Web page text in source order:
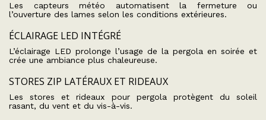
Les capteurs météo automatisent la fermeture ou
l’ouverture des lames selon les conditions extérieures.
ÉCLAIRAGE LED INTÉGRÉ
L’éclairage LED prolonge l’usage de la pergola en soirée et
crée une ambiance plus chaleureuse.
STORES ZIP LATÉRAUX ET RIDEAUX
Les stores et rideaux pour pergola protègent du soleil
rasant, du vent et du vis-à-vis.